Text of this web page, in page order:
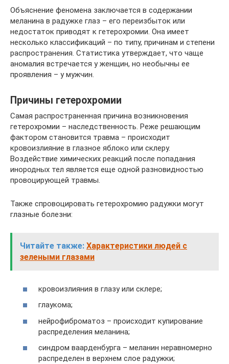
Объяснение феномена заключается в содержании
меланина в радужке глаз – его переизбыток или
недостаток приводят к гетерохромии. Она имеет
несколько классификаций – по типу, причинам и степени
распространения. Статистика утверждает, что чаще
аномалия встречается у женщин, но необычны ее
проявления – у мужчин.
Причины гетерохромии
Самая распространенная причина возникновения
гетерохромии – наследственность. Реже решающим
фактором становится травма – происходит
кровоизлияние в глазное яблоко или склеру.
Воздействие химических реакций после попадания
инородных тел является еще одной разновидностью
провоцирующей травмы.
Также спровоцировать гетерохромию радужки могут
глазные болезни:
Читайте также: Характеристики людей с
зелеными глазами
кровоизлияния в глазу или склере;
глаукома;
нейрофиброматоз – происходит купирование
распределения меланина;
синдром ваарденбурга – меланин неравномерно
распределен в верхнем слое радужки;